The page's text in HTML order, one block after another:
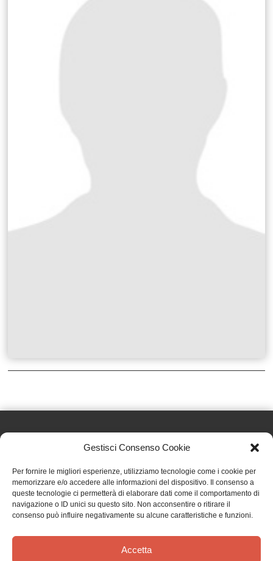
Gestisci Consenso Cookie
Per fornire le migliori esperienze, utilizziamo tecnologie come i cookie per
memorizzare e/o accedere alle informazioni del dispositivo. Il consenso a
queste tecnologie ci permetterà di elaborare dati come il comportamento di
navigazione o ID unici su questo sito. Non acconsentire o ritirare il
consenso può influire negativamente su alcune caratteristiche e funzioni.
Accetta
Effatà Editrice di Pellegrino Paolo SAS
C.F. e P.IVA 09655250018
Via Tre Denti, 1 - 10060 Cantalupa (TO)
Telefono: (+39) 0121 353452 - Fax: (+39) 0121 353839